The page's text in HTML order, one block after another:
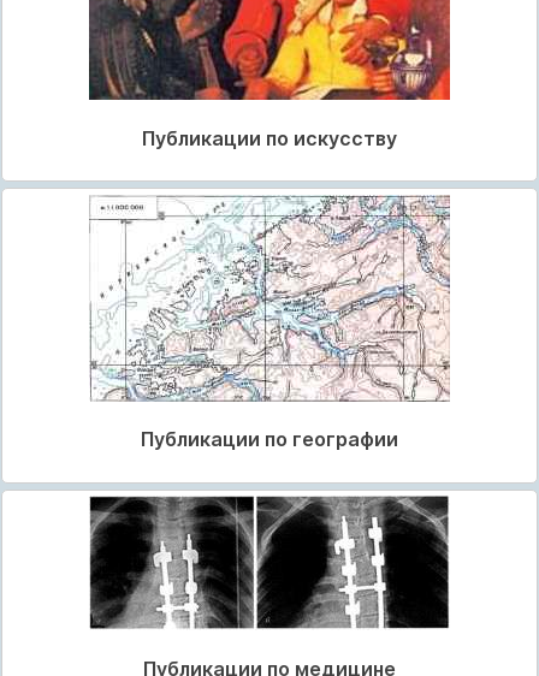
Публикации по искусству
Публикации по географии
Публикации по медицине